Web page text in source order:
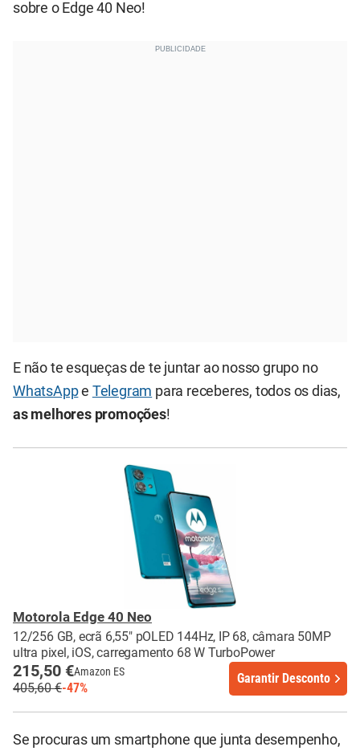
sobre o Edge 40 Neo!
E não te esqueças de te juntar ao nosso grupo no
WhatsAppe Telegram para receberes, todos os dias,
as melhores promoções!
Motorola Edge 40 Neo
12/256 GB, ecrã 6,55" pOLED 144Hz, IP 68, câmara 50MP
ultra pixel, iOS, carregamento 68 W TurboPower
215,50 €Amazon ES
405,60 €-47%
Garantir Desconto
Se procuras um smartphone que junta desempenho,